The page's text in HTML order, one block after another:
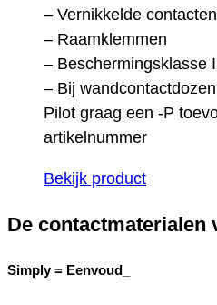
– Vernikkelde contacten
– Raamklemmen
– Beschermingsklasse
– Bij
Pilot graag een -P
artikelnummer
Bekijk product
De contactmaterialen
Simply = Eenvoud_